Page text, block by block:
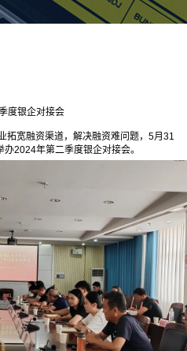
度银企对接会
拓宽融资渠道，解决融资难问题，5月31
2024年第二季度银企对接会。